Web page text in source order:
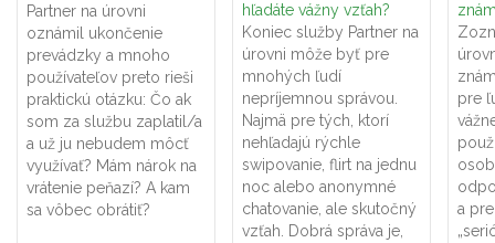
Partner na úrovni
oznámil ukončenie
prevádzky a mnoho
používateľov preto rieši
praktickú otázku: Čo ak
som za službu zaplatil/a
a už ju nebudem môcť
využívať? Mám nárok na
vrátenie peňazí? A kam
sa vôbec obrátiť?
hľadáte vážny vzťah?
Koniec služby Partner na
úrovni môže byť pre
mnohých ľudí
nepríjemnou správou.
Najmä pre tých, ktorí
nehľadajú rýchle
swipovanie, flirt na jednu
noc alebo anonymné
chatovanie, ale skutočný
vzťah. Dobrá správa je,
pre
a